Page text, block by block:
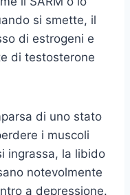
si smette, il
di estrogeni e
di testosterone
di uno stato
i muscoli
ingrassa, la libido
notevolmente
a depressione.